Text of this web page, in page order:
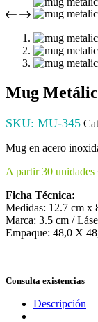
Mug
SKU: MU-345
Mug en acero
A partir 30
Ficha Técnica:
Medidas: 12.7 cm x
Marca: 3.5 cm /
Empaque: 48,0 X
Consulta existencias
Descripción